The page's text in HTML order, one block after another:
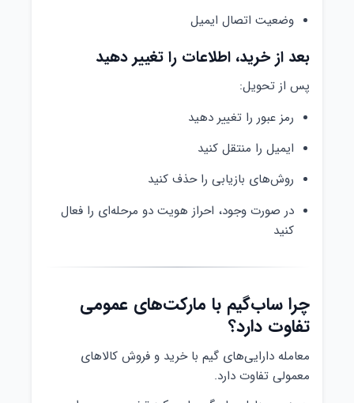
وضعیت اتصال ایمیل
بعد از خرید، اطلاعات را تغییر دهید
پس از تحویل:
رمز عبور را تغییر دهید
ایمیل را منتقل کنید
روش‌های بازیابی را حذف کنید
در صورت وجود، احراز هویت دو مرحله‌ای را فعال
کنید
چرا ساب‌گیم با مارکت‌های عمومی
تفاوت دارد؟
معامله دارایی‌های گیم با خرید و فروش کالاهای
معمولی تفاوت دارد.